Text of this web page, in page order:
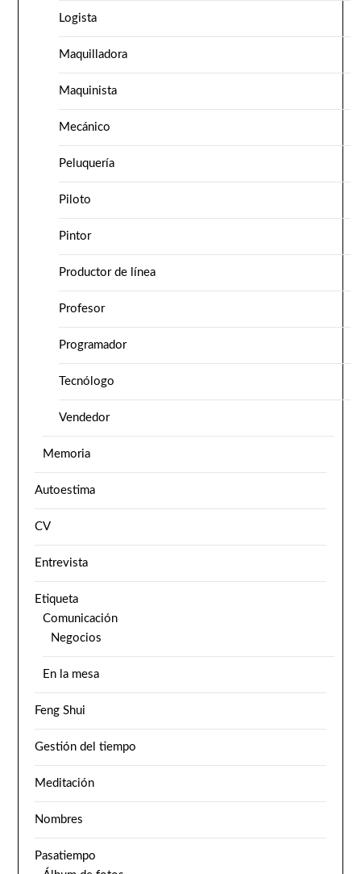
Logista
Maquilladora
Maquinista
Mecánico
Peluquería
Piloto
Pintor
Productor de línea
Profesor
Programador
Tecnólogo
Vendedor
Memoria
Autoestima
CV
Entrevista
Etiqueta
Comunicación
Negocios
En la mesa
Feng Shui
Gestión del tiempo
Meditación
Nombres
Pasatiempo